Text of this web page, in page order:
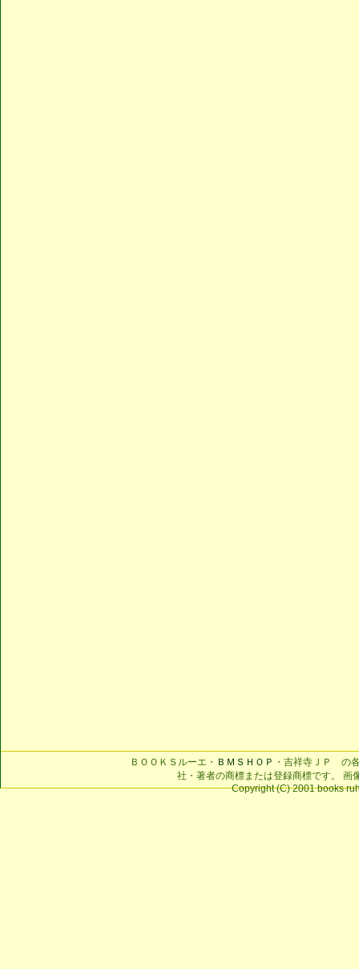
ＢＯＯＫＳルーエ・ ＢＭＳＨＯＰ ・吉祥寺ＪＰ の
社・著者の商標または登録商標です。 画
Copyright (C) 2001 books